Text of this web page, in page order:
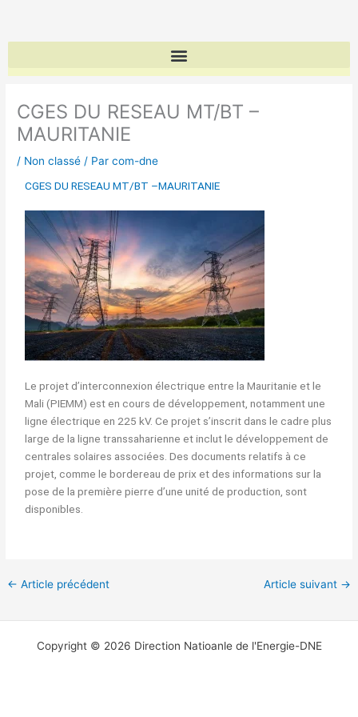
contenu
CGES DU RESEAU MT/BT –
MAURITANIE
/ Non classé / Parcom-dne
CGES DU RESEAU MT/BT –MAURITANIE
Le projet d’interconnexion électrique entre la Mauritanie et le
Mali (PIEMM) est en cours de développement, notamment une
ligne électrique en 225 kV. Ce projet s’inscrit dans le cadre plus
large de la ligne transsaharienne et inclut le développement de
centrales solaires associées. Des documents relatifs à ce
projet, comme le bordereau de prix et des informations sur la
pose de la première pierre d’une unité de production, sont
disponibles.
← Article précédent Article suivant →
Copyright © 2026 Direction Natioanle de l'Energie-DNE